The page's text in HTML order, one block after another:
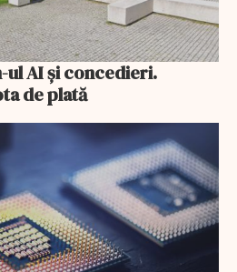
AI și concedieri.
de plată